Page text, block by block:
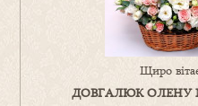
Щиро
ДОВГАЛЮК ОЛЕНУ